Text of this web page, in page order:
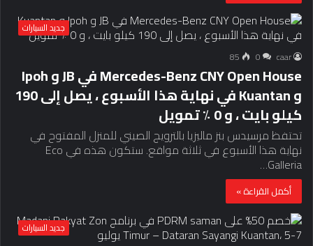
جديد السيارات
caar
0
85
Mercedes-Benz CNY Open House في JB و Ipoh
و Kuantan في نهاية هذا الأسبوع ، يصل إلى 190
كيلو بايت ، و 0 ٪ تمويل
تحتفظ مرسيدس بنز ماليزيا بالترويج الصيني للمنزل المفتوح في
نهاية هذا الأسبوع في ثلاثة مواقع. ستكون هذه في Eco
Galleria…
أكمل القراءة »
جديد السيارات